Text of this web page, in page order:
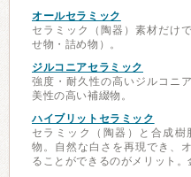
オールセラミック
セラミック（陶器）素材だけ
せ物・詰め物）。
ジルコニアセラミック
強度・耐久性の高いジルコニ
美性の高い補綴物。
ハイブリットセラミック
セラミック（陶器）と合成
物。自然な白さを再現でき、
ることができるのがメリット。